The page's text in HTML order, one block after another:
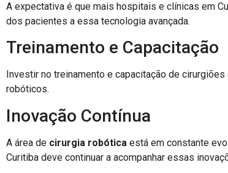
A expectativa é que mais hospitais e clínicas em
dos pacientes a essa tecnologia avançada.
Treinamento e Capacitação
Investir no treinamento e capacitação de
robóticos.
Inovação Contínua
A área de cirurgia robótica está em constante
Curitiba deve continuar a acompanhar essas